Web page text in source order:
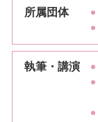
所属団体
執筆・講演